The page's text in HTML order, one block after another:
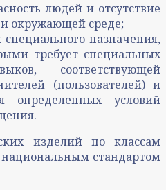
людей и отсутствие
окружающей среде;
назначения,
требует специальных
соответствующей
(пользователей) и
определенных условий
изделий по классам
национальным стандартом